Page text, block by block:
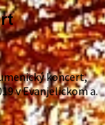
koncert,
v Evanjelickom a.